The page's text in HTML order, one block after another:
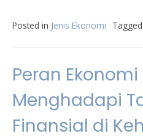
Posted in Jenis Ekonomi Tagged
Peran
Menghadapi
Finansial di